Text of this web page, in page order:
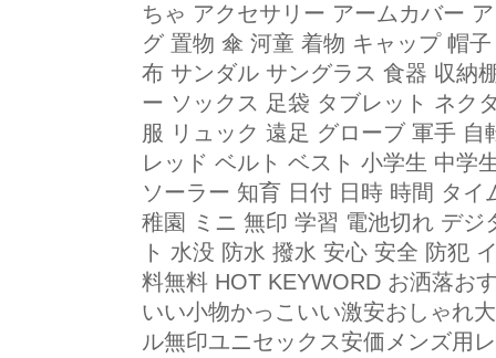
ちゃ アクセサリー アームカバー
グ 置物 傘 河童 着物 キャップ 帽
布 サンダル サングラス 食器 収納
ー ソックス 足袋 タブレット ネク
服 リュック 遠足 グローブ 軍手
レッド ベルト ベスト 小学生 中学
ソーラー 知育 日付 日時 時間 タ
稚園 ミニ 無印 学習 電池切れ デ
ト 水没 防水 撥水 安心 安全 防犯
料無料 HOT KEYWORD お洒落お
いい小物かっこいい激安おしゃれ
ル無印ユニセックス安価メンズ用